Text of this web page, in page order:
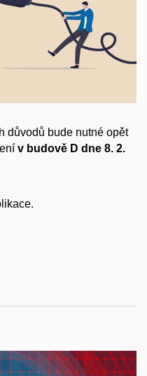
důvodů bude nutné opět
v budově D dne 8. 2.